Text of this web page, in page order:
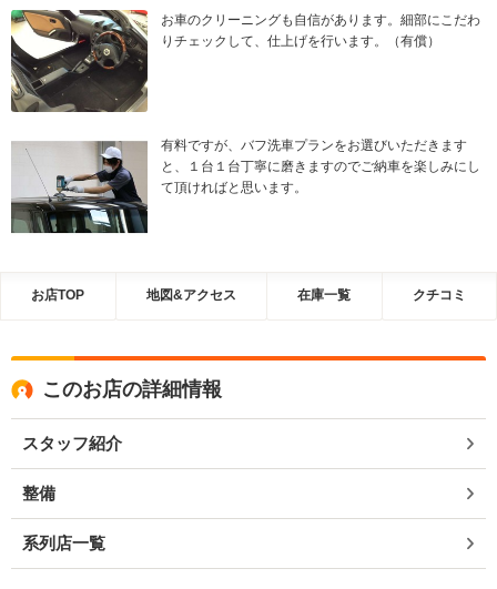
お車のクリーニングも自信があります。細部にこだわ
りチェックして、仕上げを行います。（有償）
有料ですが、バフ洗車プランをお選びいただきます
と、１台１台丁寧に磨きますのでご納車を楽しみにし
て頂ければと思います。
お店TOP 地図&アクセス 在庫一覧 クチコミ
このお店の詳細情報
スタッフ紹介
整備
系列店一覧